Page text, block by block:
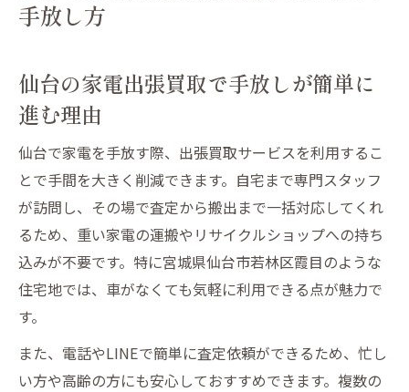
仙台の家電出張買取利用時に気を付けたい
自宅から手軽に！仙台の家電出張買取術
仙台で自宅から家電を出張買取してもらう
家電を仙台で出張買取に出す際の準備ポイ
ント
仙台で家電出張買取を依頼するメリットと
注意
出張買取で仙台の家電処分が手軽になる理
仙台で家電を出張買取してもらう際の相談
方法
手放し方
仙台の家電出張買取で手放しが簡単に
進む理由
仙台で家電を手放す際、出張買取サービスを利用するこ
とで手間を大きく削減できます。自宅まで専門スタッフ
が訪問し、その場で査定から搬出まで一括対応してくれ
るため、重い家電の運搬やリサイクルショップへの持ち
込みが不要です。特に宮城県仙台市若林区霞目のような
住宅地では、車がなくても気軽に利用できる点が魅力で
す。
また、電話やLINEで簡単に査定依頼ができるため、忙し
い方や高齢の方にも安心しておすすめできます。複数の